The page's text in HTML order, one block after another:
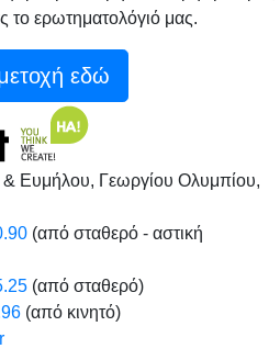
ερωτηματολόγιό μας.
εδώ
Ευμήλου, Γεωργίου Ολυμπίου,
(από σταθερό - αστική
(από σταθερό)
(από κινητό)